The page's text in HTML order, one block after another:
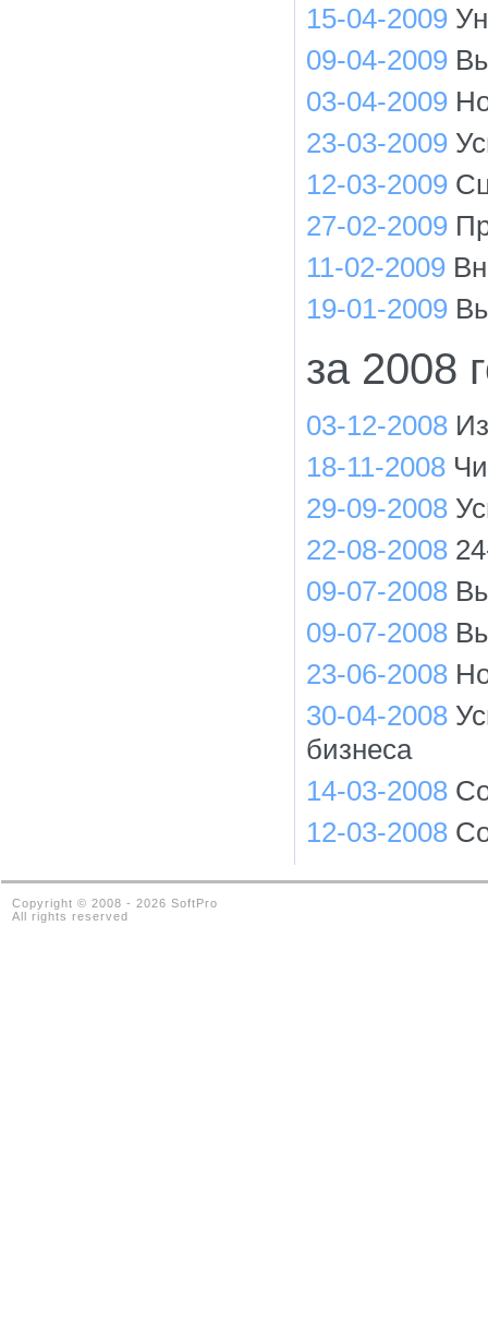
15-04-2009
09-04-2009
03-04-2009
23-03-2009
12-03-2009
27-02-2009
11-02-2009
19-01-2009
за 2008
03-12-2008
18-11-2008
29-09-2008
22-08-2008
09-07-2008
09-07-2008
23-06-2008
30-04-2008
бизнеса
14-03-2008
12-03-2008
Copyright © 2008 - 2026 SoftPro
All rights reserved